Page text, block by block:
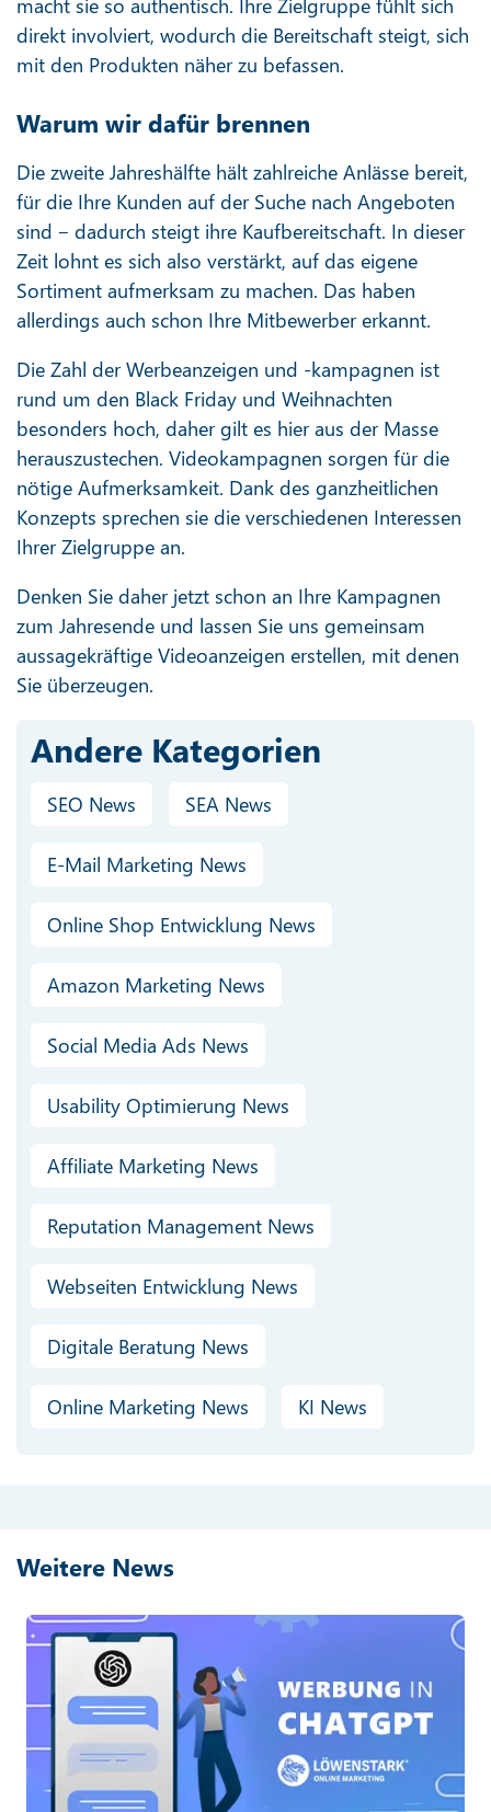
Andere Kategorien
SEO News SEA News
E-Mail Marketing News
Online Shop Entwicklung News
Amazon Marketing News
Social Media Ads News
Usability Optimierung News
Affiliate Marketing News
Reputation Management News
Webseiten Entwicklung News
Digitale Beratung News
Online Marketing News KI News
macht sie so authentisch. Ihre Zielgruppe fühlt sich
direkt involviert, wodurch die Bereitschaft steigt, sich
mit den Produkten näher zu befassen.
Warum wir dafür brennen
Die zweite Jahreshälfte hält zahlreiche Anlässe bereit,
für die Ihre Kunden auf der Suche nach Angeboten
sind ‒ dadurch steigt ihre Kaufbereitschaft. In dieser
Zeit lohnt es sich also verstärkt, auf das eigene
Sortiment aufmerksam zu machen. Das haben
allerdings auch schon Ihre Mitbewerber erkannt.
Die Zahl der Werbeanzeigen und -kampagnen ist
rund um den Black Friday und Weihnachten
besonders hoch, daher gilt es hier aus der Masse
herauszustechen. Videokampagnen sorgen für die
nötige Aufmerksamkeit. Dank des ganzheitlichen
Konzepts sprechen sie die verschiedenen Interessen
Ihrer Zielgruppe an.
Denken Sie daher jetzt schon an Ihre Kampagnen
zum Jahresende und lassen Sie uns gemeinsam
aussagekräftige Videoanzeigen erstellen, mit denen
Sie überzeugen.
Weitere News